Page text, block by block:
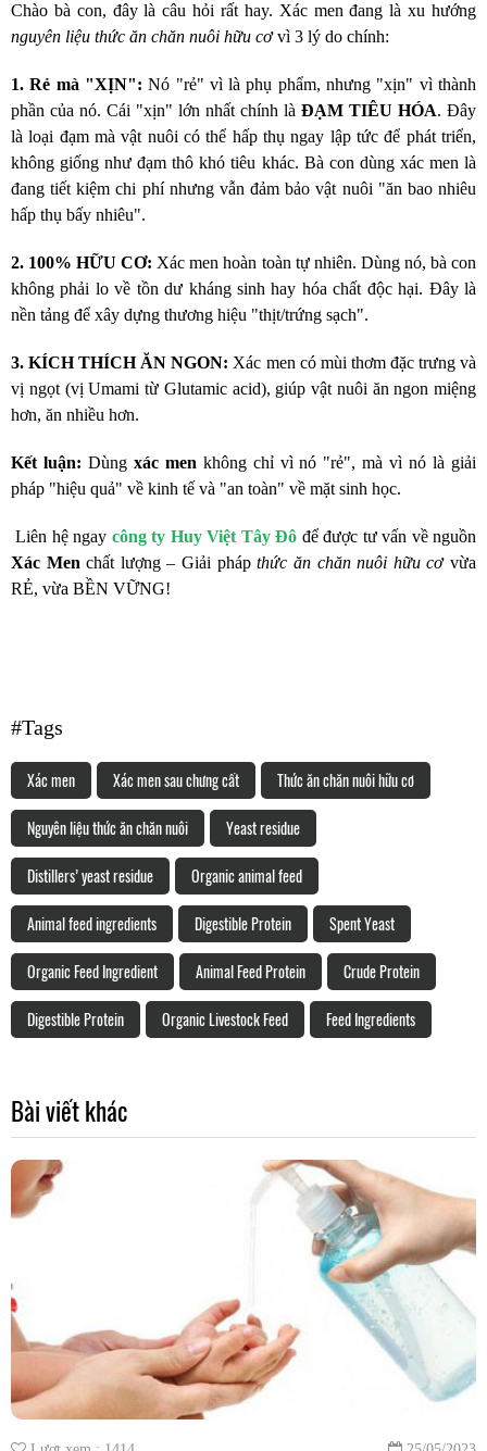
Chào bà con, đây là câu hỏi rất hay. Xác men đang là xu hướng
nguyên liệu thức ăn chăn nuôi hữu cơvì 3 lý do chính:
1. Rẻ mà "XỊN": Nó "rẻ" vì là phụ phẩm, nhưng "xịn" vì thành
phần của nó. Cái "xịn" lớn nhất chính là ĐẠM TIÊU HÓA. Đây
là loại đạm mà vật nuôi có thể hấp thụ ngay lập tức để phát triển,
không giống như đạm thô khó tiêu khác. Bà con dùng xác men là
đang tiết kiệm chi phí nhưng vẫn đảm bảo vật nuôi "ăn bao nhiêu
hấp thụ bấy nhiêu".
2. 100% HỮU CƠ: Xác men hoàn toàn tự nhiên. Dùng nó, bà con
không phải lo về tồn dư kháng sinh hay hóa chất độc hại. Đây là
nền tảng để xây dựng thương hiệu "thịt/trứng sạch".
3. KÍCH THÍCH ĂN NGON: Xác men có mùi thơm đặc trưng và
vị ngọt (vị Umami từ Glutamic acid), giúp vật nuôi ăn ngon miệng
hơn, ăn nhiều hơn.
Kết luận: Dùng xác men không chỉ vì nó "rẻ", mà vì nó là giải
pháp "hiệu quả" về kinh tế và "an toàn" về mặt sinh học.
Liên hệ ngay công ty Huy Việt Tây Đô để được tư vấn về nguồn
Xác Men chất lượng – Giải phápthức ăn chăn nuôi hữu cơvừa
RẺ, vừa BỀN VỮNG!
#Tags
Xác men Xác men sau chưng cất Thức ăn chăn nuôi hữu cơ
Nguyên liệu thức ăn chăn nuôi Yeast residue
Distillers’ yeast residue Organic animal feed
Animal feed ingredients Digestible Protein Spent Yeast
Organic Feed Ingredient Animal Feed Protein Crude Protein
Digestible Protein Organic Livestock Feed Feed Ingredients
Bài viết khác